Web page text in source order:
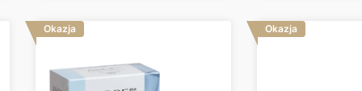
Okazja Okazja